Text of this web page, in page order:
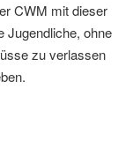
CWM mit dieser
Jugendliche, ohne
zu verlassen